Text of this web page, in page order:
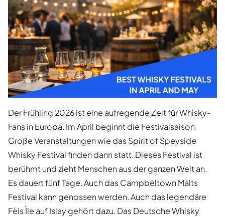
Der Frühling 2026 ist eine aufregende Zeit für Whisky-
Fans in Europa. Im April beginnt die Festivalsaison.
Große Veranstaltungen wie das Spirit of Speyside
Whisky Festival finden dann statt. Dieses Festival ist
berühmt und zieht Menschen aus der ganzen Welt an.
Es dauert fünf Tage. Auch das Campbeltown Malts
Festival kann genossen werden. Auch das legendäre
Fèis Ìle auf Islay gehört dazu. Das Deutsche Whisky